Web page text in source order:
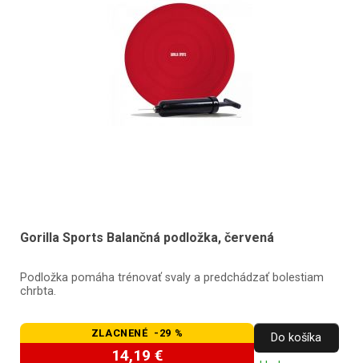
Gorilla Sports Balančná podložka, červená
Podložka pomáha trénovať svaly a predchádzať bolestiam
chrbta.
ZLACNENÉ -29 %
14,19 €
Do košíka